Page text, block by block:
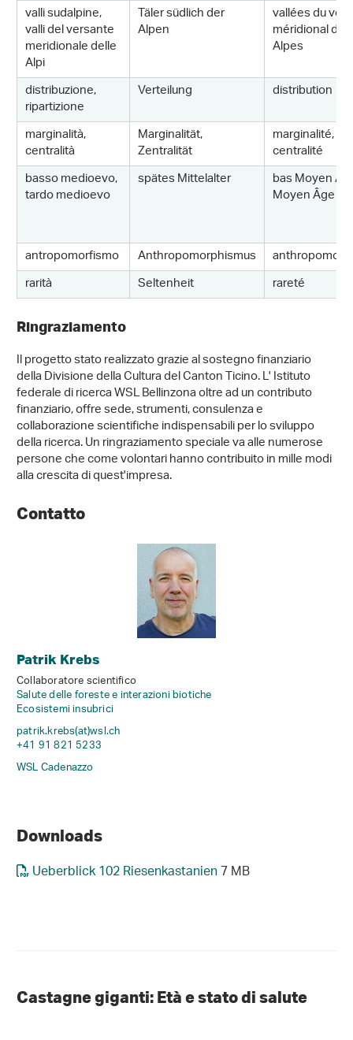
valli sudalpine,
valli del versante
meridionale delle
Alpi
Täler südlich der
Alpen
vallées du
méridional des
Alpes
distribuzione,
ripartizione
Verteilung
distribution
marginalità,
centralità
Marginalität,
Zentralität
marginalité,
centralité
basso medioevo,
tardo medioevo
spätes Mittelalter bas Moyen
Moyen Âge
antropomorfismo Anthropomorphismus
rarità
Seltenheit rareté
Ringraziamento
Il progetto stato realizzato grazie al sostegno finanziario
della Divisione della Cultura del Canton Ticino. L' Istituto
federale di ricerca WSL Bellinzona oltre ad un contributo
finanziario, offre sede, strumenti, consulenza e
collaborazione scientifiche indispensabili per lo sviluppo
della ricerca. Un ringraziamento speciale va alle numerose
persone che come volontari hanno contribuito in mille modi
alla crescita di quest'impresa.
Contatto
Patrik Krebs
Collaboratore scientifico
Salute delle foreste e interazioni biotiche
Ecosistemi insubrici
patrik.krebs(at)wsl.ch
+41 91 821 5233
WSL Cadenazzo
Downloads
Ueberblick 102 Riesenkastanien7 MB
Castagne giganti: Età e stato di salute